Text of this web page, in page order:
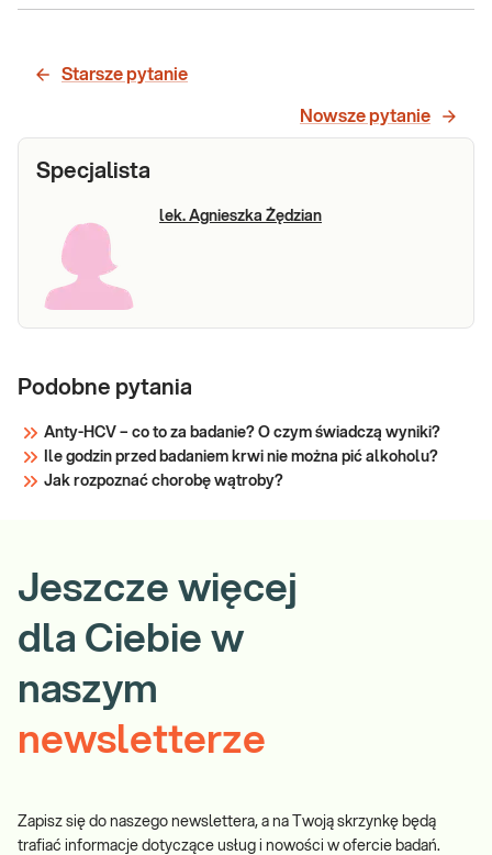
HCV,
test
w stosunku do określonych antygenów
metodą ImmunoBlot w surowicy krwi. Test
Starsze pytanie
Nowsze pytanie
Specjalista
lek. Agnieszka Żędzian
Podobne pytania
Anty-HCV – co to za badanie? O czym świadczą wyniki?
Ile godzin przed badaniem krwi nie można pić alkoholu?
Jak rozpoznać chorobę wątroby?
Jeszcze więcej
dla Ciebie w
naszym
newsletterze
Zapisz się do naszego newslettera, a na Twoją skrzynkę będą
trafiać informacje dotyczące usług i nowości w ofercie badań.